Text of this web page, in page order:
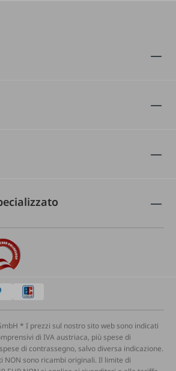
* I prezzi sul nostro sito web sono indicati
di IVA austriaca, più spese di
di contrassegno, salvo diversa indicazione.
sono ricambi originali. Il limite di